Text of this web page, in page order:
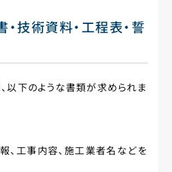
技術資料・工程表・誓
以下のような書類が求められま
、工事内容、施工業者名などを